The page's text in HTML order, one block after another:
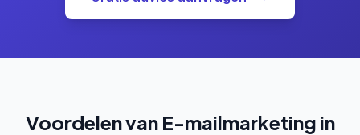
Voordelen van E-mailmarketing in